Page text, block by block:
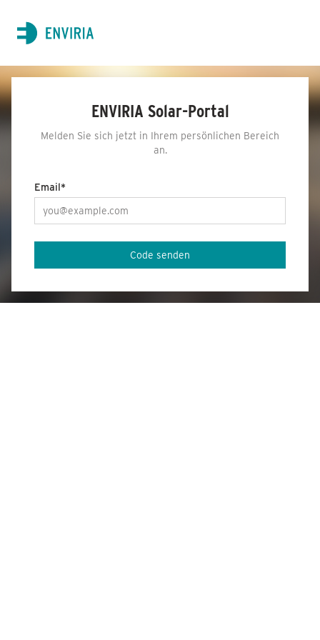
ENVIRIA
ENVIRIA Solar-Portal
Melden Sie sich jetzt in Ihrem persönlichen Bereich
an.
Email*
Code senden